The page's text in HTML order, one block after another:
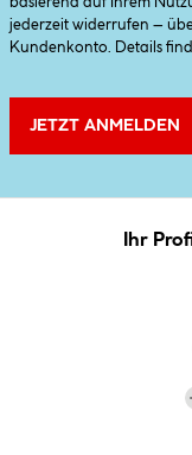
jederzeit widerrufen –
Kundenkonto. Details
JETZT ANMELDEN
Ihr